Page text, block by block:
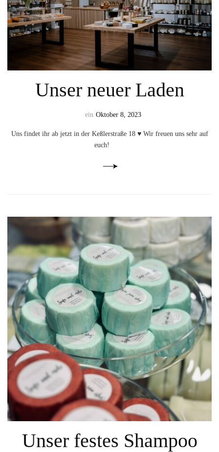
Unser neuer Laden
ein Oktober 8, 2023
Uns findet ihr ab jetzt in der Keßlerstraße 18 ♥ Wir freuen uns sehr auf
euch!
Unser festes Shampoo